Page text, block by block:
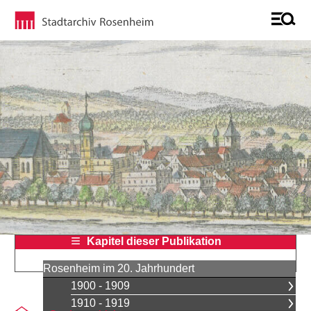
Kapitel dieser Publikation
Rosenheim im 20. Jahrhundert
1900 - 1909
1910 - 1919
Sie befinden sich auf der Seite "Alois Bach, Volkstheater